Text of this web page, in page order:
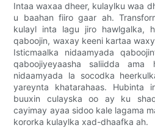
Intaa waxaa dheer, kulaylku waa
u baahan fiiro gaar ah.
kulayl inta lagu jiro hawlgalka,
qaboojin, waxay keeni kartaa
Isticmaalka nidaamyada
qaboojiyeyaasha saliidda
nidaamyada la socodka
yareynta khatarahaas. Hubinta
buuxin culayska oo ay ku
cayimay ayaa sidoo kale lagama
kororka kulaylka xad-dhaafka ah.